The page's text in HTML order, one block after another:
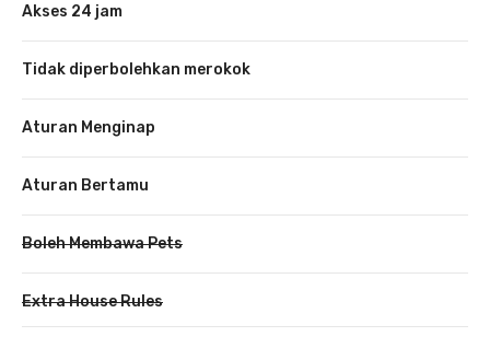
Akses 24 jam
Tidak diperbolehkan merokok
Aturan Menginap
Aturan Bertamu
Boleh Membawa Pets
Extra House Rules